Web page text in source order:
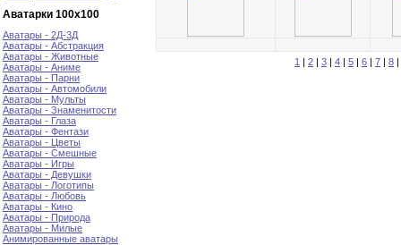
Аватарки 100х100
Аватары - 2Д-3Д
Аватары - Абстракция
Аватары - Животные
Аватары - Аниме
Аватары - Парни
Аватары - Автомобили
Аватары - Мульты
Аватары - Знаменитости
Аватары - Глаза
Аватары - Фентази
Аватары - Цветы
Аватары - Смешные
Аватары - Игры
Аватары - Девушки
Аватары - Логотипы
Аватары - Любовь
Аватары - Кино
Аватары - Природа
Аватары - Милые
Анимированные аватары
1 | 2 | 3 | 4 | 5 | 6 | 7 | 8 |